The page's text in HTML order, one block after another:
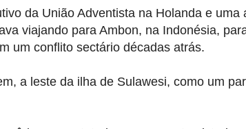
da União Adventista na Holanda e uma
viajando paraAmbon, na Indonésia,
um conflito sectário décadas atrás.
, a leste da ilha de Sulawesi, como um